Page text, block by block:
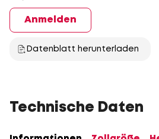
Anmelden
Datenblatt herunterladen
Technische Daten